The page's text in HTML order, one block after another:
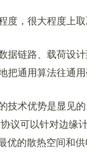
，很大程度上取
链路、载荷设计
把通用算法往通用
术优势是显见的
议可以针对边缘
优的散热空间和